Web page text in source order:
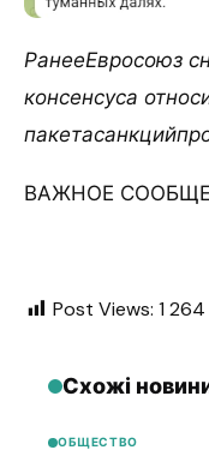
РанееЕвросоюз
консенсуса
ВАЖНОЕ
Post Views: 1 264
Схожі
ОБЩЕСТВО